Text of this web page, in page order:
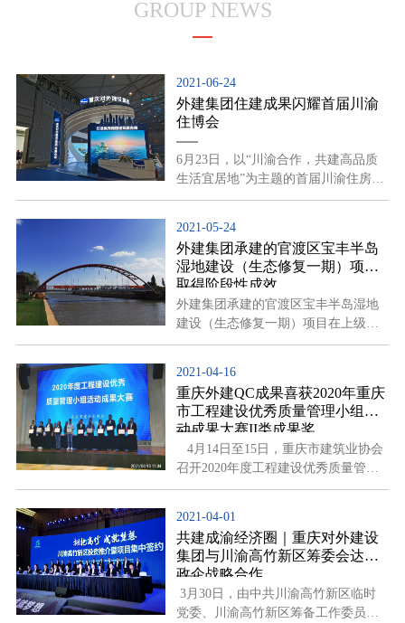
GROUP NEWS
2021-06-24
外建集团住建成果闪耀首届川渝
住博会
6月23日，以“川渝合作，共建高品质
生活宜居地”为主题的首届川渝住房城
乡建设博览会在成都举行，外建集团
2021-05-24
外建集团承建的官渡区宝丰半岛
湿地建设（生态修复一期）项目
取得阶段性成效
外建集团承建的官渡区宝丰半岛湿地
建设（生态修复一期）项目在上级主
管部门和各参建单位的大力支持配合
主体工程全部完工，预计6月30号前可
全面完工，大观楼长联中所描绘的“四
围香稻、万顷晴沙、九夏芙蓉、三春
2021-04-16
重庆外建QC成果喜获2020年重庆
市工程建设优秀质量管理小组活
动成果大赛II类成果奖
4月14日至15日，重庆市建筑业协会
召开2020年度工程建设优秀质量管理
小组活动成果大赛，外建集团《提高
合格率》喜获II类成果奖。
2021-04-01
共建成渝经济圈｜重庆对外建设
集团与川渝高竹新区筹委会达成
政企战略合作
3月30日，由中共川渝高竹新区临时
党委、川渝高竹新区筹备工作委员会